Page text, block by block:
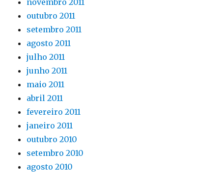
novembro 2011
outubro 2011
setembro 2011
agosto 2011
julho 2011
junho 2011
maio 2011
abril 2011
fevereiro 2011
janeiro 2011
outubro 2010
setembro 2010
agosto 2010